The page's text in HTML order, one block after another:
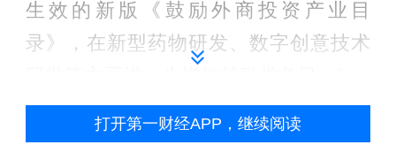
生效的新版《鼓励外商投资产业目
录》，在新型药物研发、数字创意技术
何亚东说，2月，财政部、商务部等部门
打开第一财经APP，继续阅读